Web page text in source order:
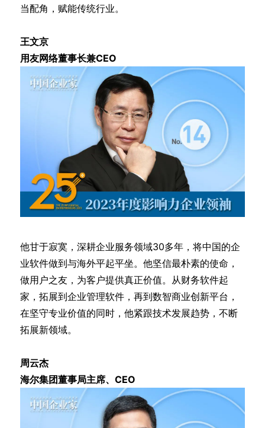
当配角，赋能传统行业。
王文京
用友网络董事长兼CEO
他甘于寂寞，深耕企业服务领域30多年，将中国的企
业软件做到与海外平起平坐。他坚信最朴素的使命，
做用户之友，为客户提供真正价值。从财务软件起
家，拓展到企业管理软件，再到数智商业创新平台，
在坚守专业价值的同时，他紧跟技术发展趋势，不断
拓展新领域。
周云杰
海尔集团董事局主席、CEO